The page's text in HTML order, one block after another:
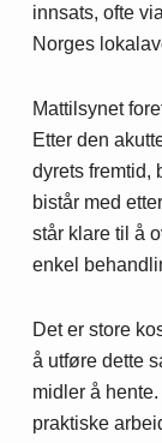
innsats, ofte
Norges
Mattilsynet
Etter den
dyrets fremtid,
bistår med
står klare til å
enkel
Det er store
å utføre dette
midler å
praktiske